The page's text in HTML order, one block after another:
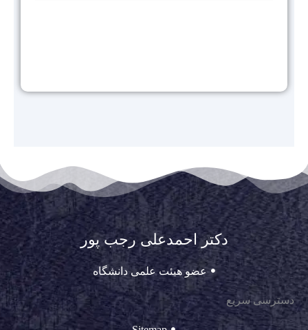
دکتر احمدعلی رجب پور
عضو هیئت علمی دانشگاه
دسترسی سریع